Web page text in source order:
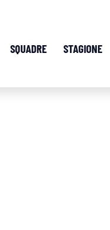
SQUADRE STAGIONE